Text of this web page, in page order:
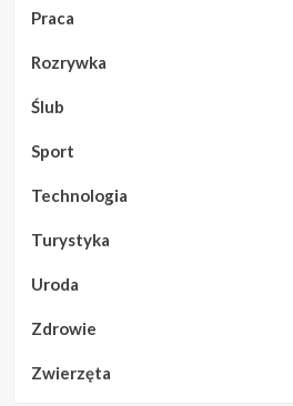
Praca
Rozrywka
Ślub
Sport
Technologia
Turystyka
Uroda
Zdrowie
Zwierzęta